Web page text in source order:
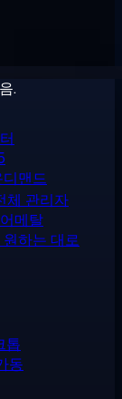
.
맨드
체 관리자
메탈
하는 대로
톱
동